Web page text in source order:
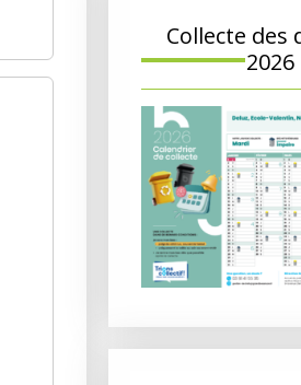
Collecte des
2026